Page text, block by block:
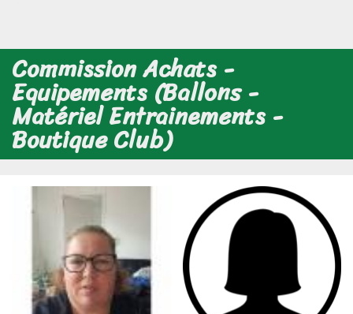
Commission Achats -
Equipements (Ballons -
Matériel Entrainements -
Boutique Club)